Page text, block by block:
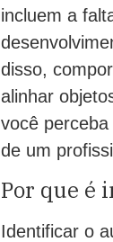
incluem a
disso,
alinhar
você
de um
Por que é
Identificar o